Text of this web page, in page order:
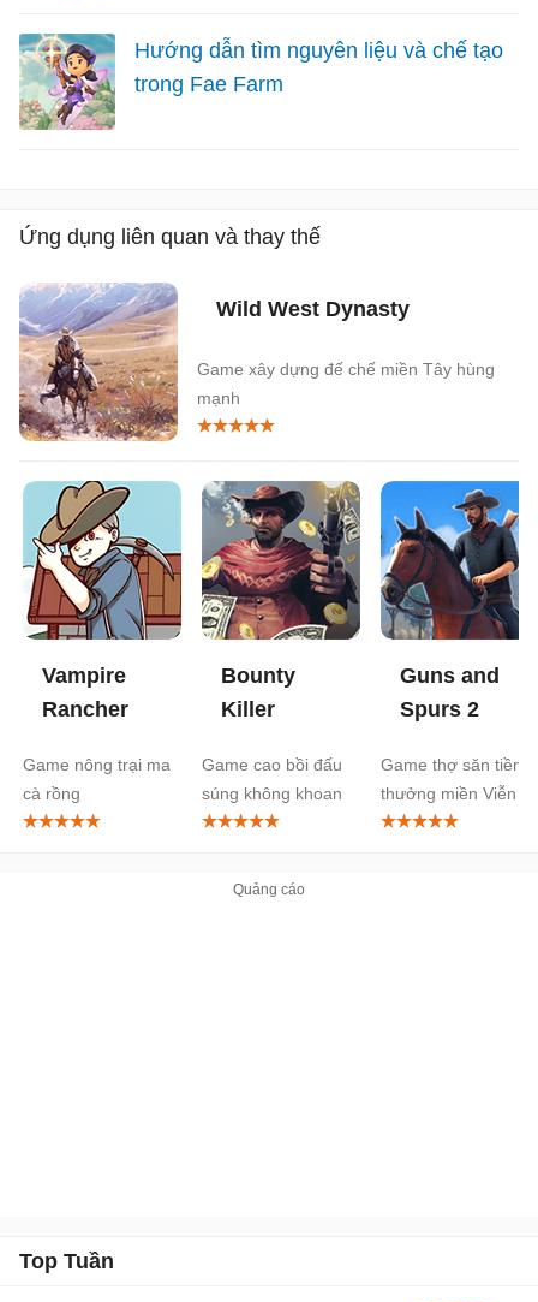
Hướng dẫn tìm nguyên liệu và chế tạo
trong Fae Farm
Ứng dụng liên quan và thay thế
Wild West Dynasty
Game xây dựng đế chế miền Tây hùng
mạnh
Vampire
Rancher
Game nông trại ma
cà rồng
Bounty
Killer
Game cao bồi đấu
súng không khoan
nhượng
Guns and
Spurs 2
Game thợ săn tiền
thưởng miền Viễn
Tây
Top Tuần